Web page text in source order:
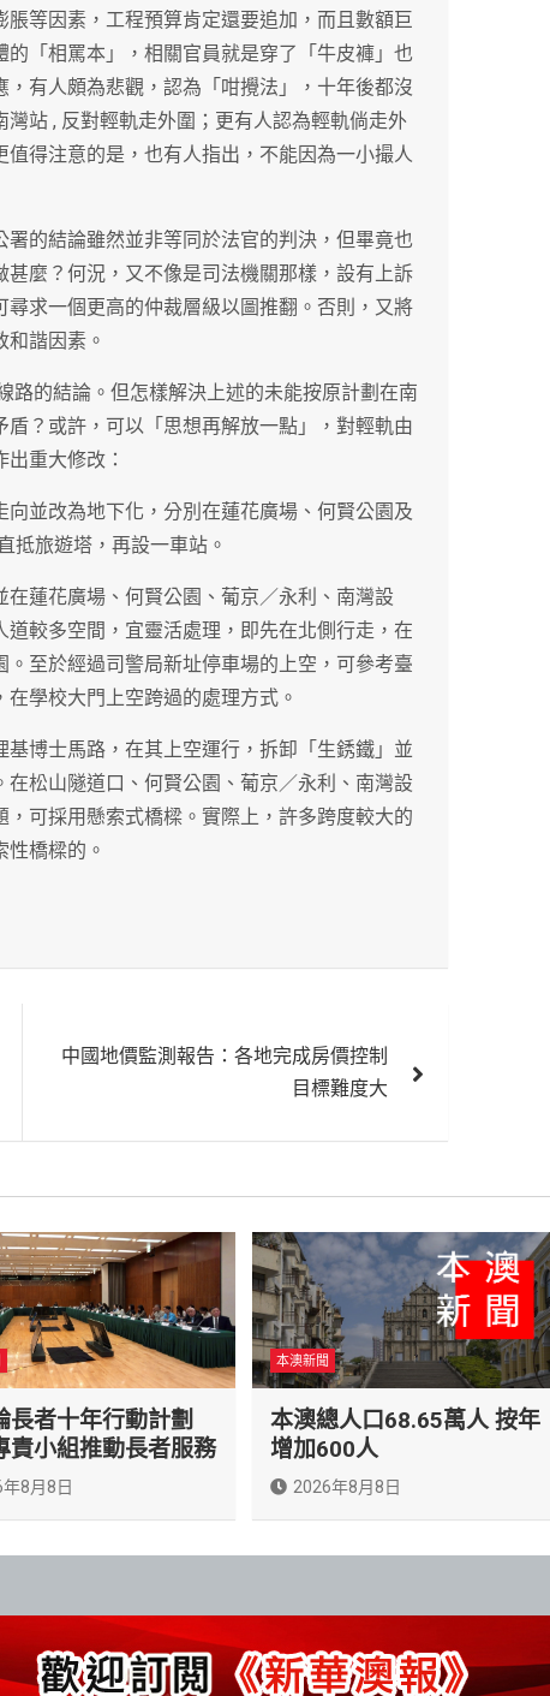
等因素，工程預算肯定還要追加，而且數額巨
「相罵本」，相關官員就是穿了「牛皮褲」也
有人頗為悲觀，認為「咁攪法」，十年後都沒
站 , 反對輕軌走外圍；更有人認為輕軌倘走外
得注意的是，也有人指出，不能因為一小撮人
的結論雖然並非等同於法官的判決，但畢竟也
麼？何況，又不像是司法機關那樣，設有上訴
求一個更高的仲裁層級以圖推翻。否則，又將
諧因素。
路的結論。但怎樣解決上述的未能按原計劃在南
？或許，可以「思想再解放一點」，對輕軌由
重大修改：
並改為地下化，分別在蓮花廣場、何賢公園及
抵旅遊塔，再設一車站。
蓮花廣場、何賢公園、葡京／永利、南灣設
較多空間，宜靈活處理，即先在北側行走，在
至於經過司警局新址停車場的上空，可參考臺
學校大門上空跨過的處理方式。
博士馬路，在其上空運行，拆卸「生銹鐵」並
松山隧道口、何賢公園、葡京／永利、南灣設
可採用懸索式橋樑。實際上，許多跨度較大的
橋樑的。
中國地價監測報告：各地完成房價控制
目標難度大
長者十年行動計劃
責小組推動長者服務
8月8日
本澳新聞
本澳總人口68.65萬人 按年
增加600人
2026年8月8日